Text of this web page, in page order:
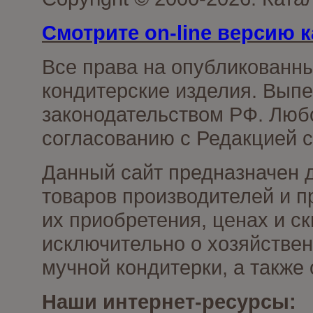
Смотрите on-line версию
Все права на
кондитерские изделия.
законодательством РФ.
согласованию с Редакцией
Данный сайт предназначен
товаров производителей и
их приобретения, ценах и
исключительно о
мучной кондитерки, а
Наши интернет-ресурсы: